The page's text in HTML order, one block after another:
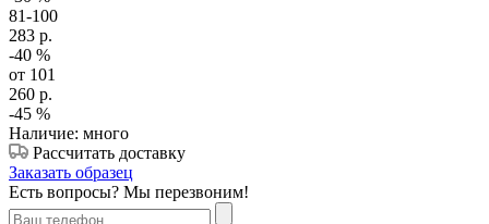
81-100
283 р.
-40 %
от 101
260 р.
-45 %
Наличие: много
Рассчитать доставку
Заказать образец
Есть вопросы? Мы перезвоним!